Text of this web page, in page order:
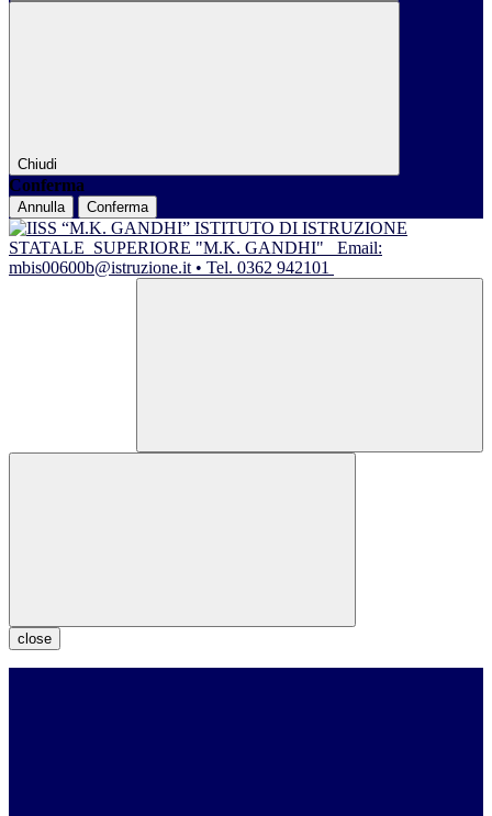
Chiudi
Conferma
Annulla Conferma
ISTITUTO DI ISTRUZIONE
STATALE SUPERIORE "M.K. GANDHI"
Email:
mbis00600b@istruzione.it • Tel. 0362 942101
close